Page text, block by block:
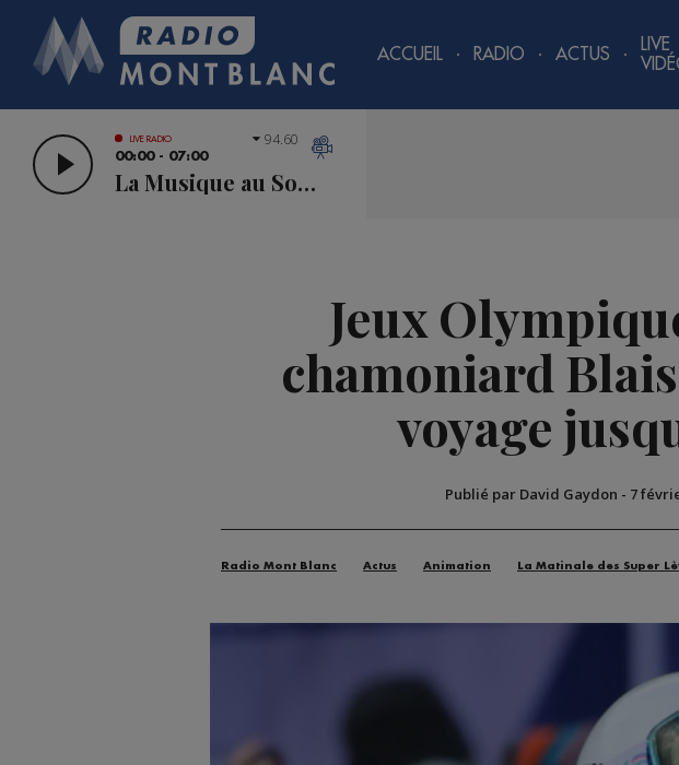
ACCUEIL RADIO ACTUS
LIVE
LIVE RADIO
00:00 - 07:00
La Musique au Sommet
94.60
Jeux
chamoniard
voyage
Publié par David Gaydon - 7
Radio Mont Blanc Actus Animation La Matinale des Super